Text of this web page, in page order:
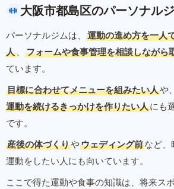
大阪市都島区のパーソナル
パーソナルジムは、
運動の進め方を一人
人 、 フォームや食事管理を相談しながら
ています。
目標に合わせてメニューを組みたい人や、
運動を続けるきっかけを作りたい人にも
です。
産後の体づくりやウェディング前など、
運動をしたい人にも向いています。
ここで得た運動や食事の知識は、将来ス